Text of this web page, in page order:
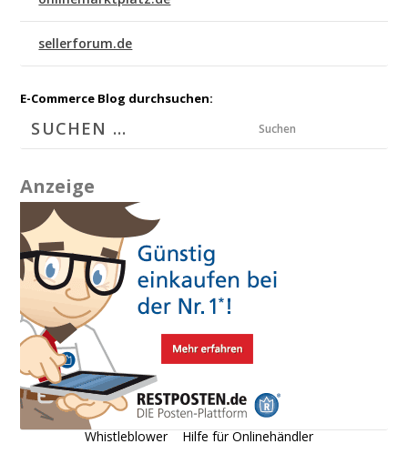
sellerforum.de
E-Commerce Blog durchsuchen:
Suchen
Anzeige
Whistleblower Hilfe für Onlinehändler